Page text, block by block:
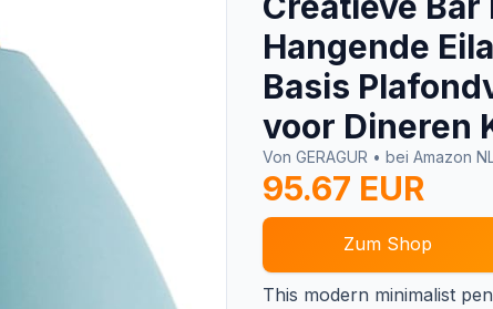
Hangende
Basis
voor Dineren
Von GERAGUR • bei Amazon
95.67 EUR
Zum Shop
This modern minimalist